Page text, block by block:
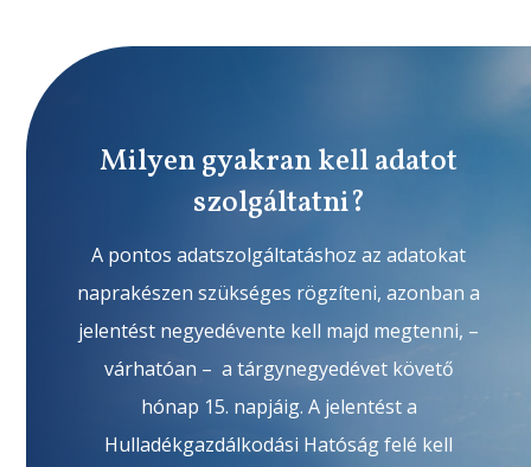
Milyen gyakran kell adatot
szolgáltatni?
A pontos adatszolgáltatáshoz az adatokat
naprakészen szükséges rögzíteni, azonban a
jelentést negyedévente kell majd megtenni, –
várhatóan – a tárgynegyedévet követő
hónap 15. napjáig. A jelentést a
Hulladékgazdálkodási Hatóság felé kell